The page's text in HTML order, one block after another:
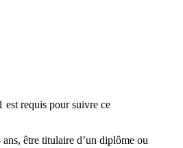
est requis pour suivre ce
être titulaire d’un diplôme ou